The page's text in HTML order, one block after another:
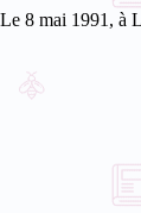
Le 8 mai 1991, à